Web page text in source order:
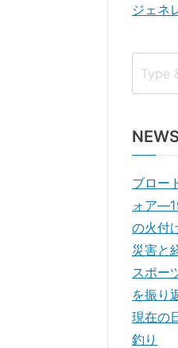
ジェネ
NEWS
ブロー
ォア
の火付
災害と
スポー
を振り
現在の
釣り